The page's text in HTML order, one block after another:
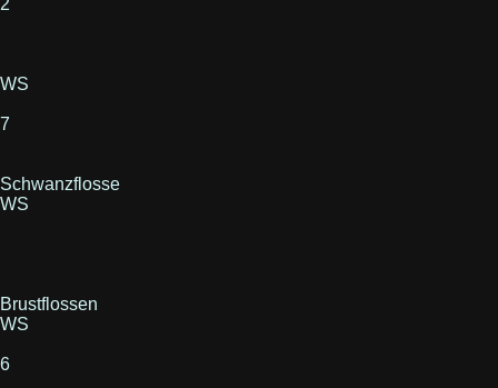
2
WS
7
Schwanzflosse
WS
Brustflossen
WS
6